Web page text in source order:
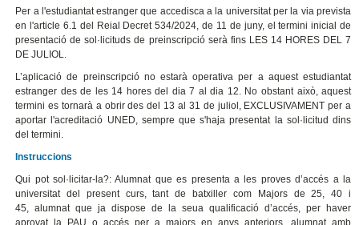
Per a l'estudiantat estranger que accedisca a la universitat per la via prevista
en l'article 6.1 del Reial Decret 534/2024, de 11 de juny, el termini inicial de
presentació de sol·licituds de preinscripció serà fins LES 14 HORES DEL 7
DE JULIOL.
L’aplicació de preinscripció no estarà operativa per a aquest estudiantat
estranger des de les 14 hores del dia 7 al dia 12. No obstant això, aquest
termini es tornarà a obrir des del 13 al 31 de juliol, EXCLUSIVAMENTper a
aportar l'acreditació UNED, sempre que s'haja presentat la sol·licitud dins
del termini.
Instruccions
Qui pot sol·licitar-la?: Alumnat que es presenta a les proves d’accés a la
universitat del present curs, tant de batxiller com Majors de 25, 40 i
45, alumnat que ja dispose de la seua qualificació d’accés, per haver